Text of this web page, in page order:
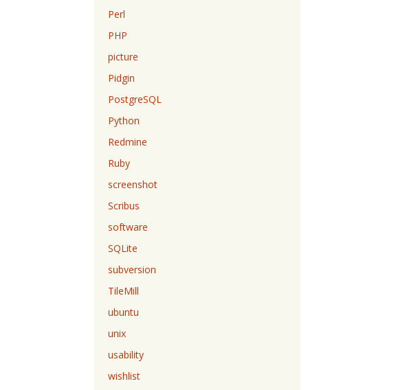
Perl
PHP
picture
Pidgin
PostgreSQL
Python
Redmine
Ruby
screenshot
Scribus
software
SQLite
subversion
TileMill
ubuntu
unix
usability
wishlist